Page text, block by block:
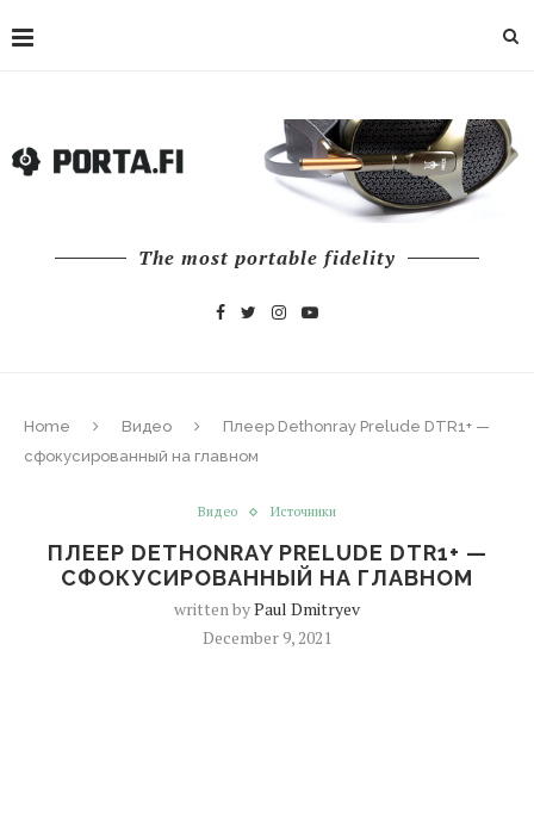
The most portable fidelity
Home Видео
Плеер Dethonray Prelude DTR1+ —
сфокусированный на главном
Видео Источники
ПЛЕЕР DETHONRAY PRELUDE DTR1+ —
СФОКУСИРОВАННЫЙ НА ГЛАВНОМ
written byPaul Dmitryev
December 9, 2021